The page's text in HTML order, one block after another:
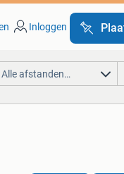
Inloggen
Alle afstanden…